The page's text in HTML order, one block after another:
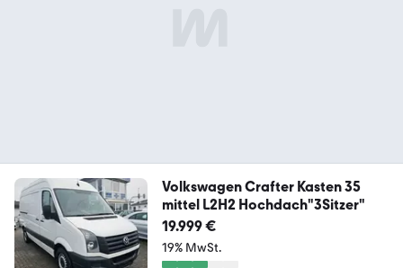
Volkswagen Crafter Kasten 35
mittel L2H2 Hochdach"3Sitzer"
19.999 €
19% MwSt.